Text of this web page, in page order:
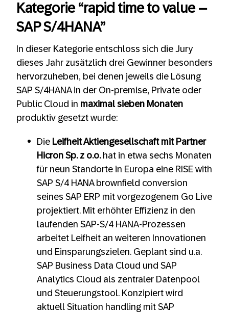
Kategorie “rapid time to value –
SAP S/4HANA”
In dieser Kategorie entschloss sich die Jury
dieses Jahr zusätzlich drei Gewinner besonders
hervorzuheben, bei denen jeweils die Lösung
SAP S/4HANA in der On-premise, Private oder
Public Cloud in maximal sieben Monaten
produktiv gesetzt wurde​:
Die Leifheit Aktiengesellschaft mit Partner
Hicron Sp. z o.o.hat in etwa sechs Monaten
für neun Standorte in Europa eine RISE with
SAP S/4 HANA brownfield conversion
seines SAP ERP mit vorgezogenem Go Live
projektiert. Mit erhöhter Effizienz in den
laufenden SAP-S/4 HANA-Prozessen
arbeitet Leifheit an weiteren Innovationen
und Einsparungszielen. Geplant sind u.a.
SAP Business Data Cloud und SAP
Analytics Cloud als zentraler Datenpool
und Steuerungstool. Konzipiert wird
aktuell Situation handling mit SAP